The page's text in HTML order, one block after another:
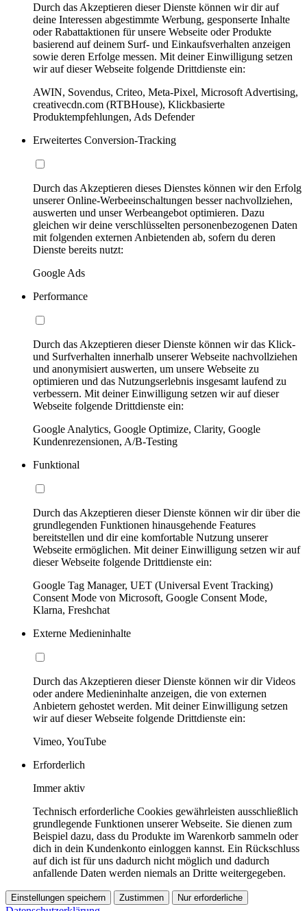
Durch das Akzeptieren dieser Dienste können wir dir auf
deine Interessen abgestimmte Werbung, gesponserte Inhalte
oder Rabattaktionen für unsere Webseite oder Produkte
basierend auf deinem Surf- und Einkaufsverhalten anzeigen
sowie deren Erfolge messen. Mit deiner Einwilligung setzen
wir auf dieser Webseite folgende Drittdienste ein:
AWIN, Sovendus, Criteo, Meta-Pixel, Microsoft Advertising,
creativecdn.com (RTBHouse), Klickbasierte
Produktempfehlungen, Ads Defender
Erweitertes Conversion-Tracking
Durch das Akzeptieren dieses Dienstes können wir den Erfolg
unserer Online-Werbeeinschaltungen besser nachvollziehen,
auswerten und unser Werbeangebot optimieren. Dazu
gleichen wir deine verschlüsselten personenbezogenen Daten
mit folgenden externen Anbietenden ab, sofern du deren
Dienste bereits nutzt:
Google Ads
Performance
Durch das Akzeptieren dieser Dienste können wir das Klick-
und Surfverhalten innerhalb unserer Webseite nachvollziehen
und anonymisiert auswerten, um unsere Webseite zu
optimieren und das Nutzungserlebnis insgesamt laufend zu
verbessern. Mit deiner Einwilligung setzen wir auf dieser
Webseite folgende Drittdienste ein:
Google Analytics, Google Optimize, Clarity, Google
Kundenrezensionen, A/B-Testing
Funktional
Durch das Akzeptieren dieser Dienste können wir dir über die
grundlegenden Funktionen hinausgehende Features
bereitstellen und dir eine komfortable Nutzung unserer
Webseite ermöglichen. Mit deiner Einwilligung setzen wir auf
dieser Webseite folgende Drittdienste ein:
Google Tag Manager, UET (Universal Event Tracking)
Consent Mode von Microsoft, Google Consent Mode,
Klarna, Freshchat
Externe Medieninhalte
Durch das Akzeptieren dieser Dienste können wir dir Videos
oder andere Medieninhalte anzeigen, die von externen
Anbietern gehostet werden. Mit deiner Einwilligung setzen
wir auf dieser Webseite folgende Drittdienste ein:
Vimeo, YouTube
Erforderlich
Immer aktiv
Technisch erforderliche Cookies gewährleisten ausschließlich
grundlegende Funktionen unserer Webseite. Sie dienen zum
Beispiel dazu, dass du Produkte im Warenkorb sammeln oder
dich in dein Kundenkonto einloggen kannst. Ein Rückschluss
auf dich ist für uns dadurch nicht möglich und dadurch
anfallende Daten werden niemals an Dritte weitergegeben.
Einstellungen speichern Zustimmen Nur erforderliche